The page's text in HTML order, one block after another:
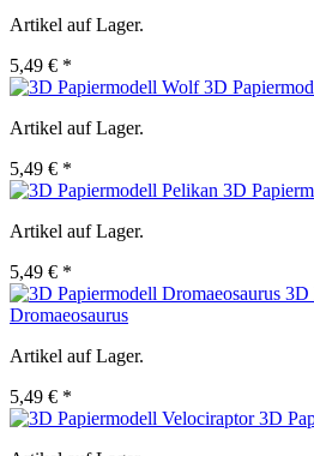
Artikel auf Lager.
5,49 € *
3D
Artikel auf Lager.
5,49 € *
3D
Artikel auf Lager.
5,49 € *
3D
Dromaeosaurus
Artikel auf Lager.
5,49 € *
3D